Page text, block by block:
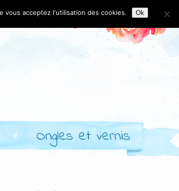
Ongles et vernis
vous acceptez l'utilisation des cookies. Ok